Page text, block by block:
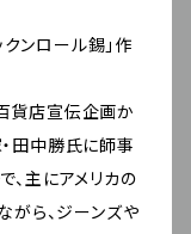
ンロール錫」作
貨店宣伝企画か
田中勝氏に師事
主にアメリカの
ら、ジーンズや